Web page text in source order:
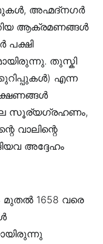
അഹ്മദ്നഗർ
ആക്രമണങ്ങൾ
പക്ഷി
തുസ്കി
എന്ന
സൂര്യഗ്രഹണം,
വാലിന്റെ
അദ്ദേഹം
മുതൽ 1658 വരെ